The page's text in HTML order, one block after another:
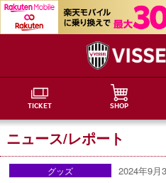
TICKET SHOP
ニュース/レポート
グッズ 2024年9月